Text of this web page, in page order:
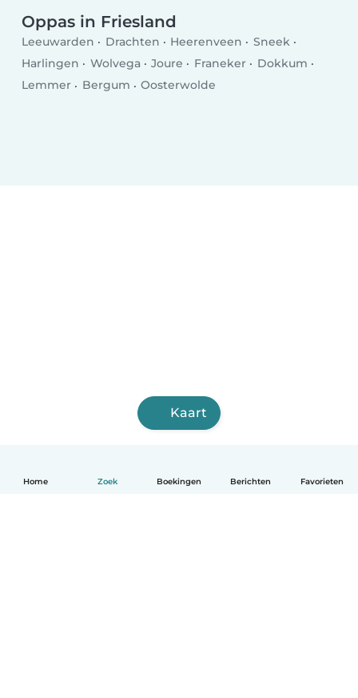
Home Zoek Boekingen Berichten Favorieten
Oppas in Friesland
Leeuwarden Drachten Heerenveen
Sneek
Harlingen
Wolvega Joure Franeker
Dokkum
Lemmer
Bergum Oosterwolde
Kaart